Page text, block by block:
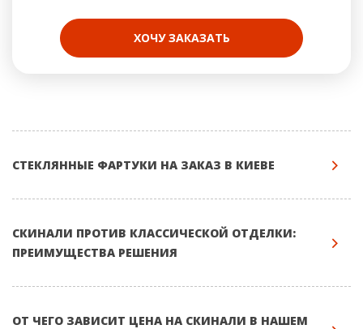
ХОЧУ ЗАКАЗАТЬ
СТЕКЛЯННЫЕ ФАРТУКИ НА ЗАКАЗ В КИЕВЕ
СКИНАЛИ ПРОТИВ КЛАССИЧЕСКОЙ ОТДЕЛКИ:
ПРЕИМУЩЕСТВА РЕШЕНИЯ
ОТ ЧЕГО ЗАВИСИТ ЦЕНА НА СКИНАЛИ В НАШЕМ